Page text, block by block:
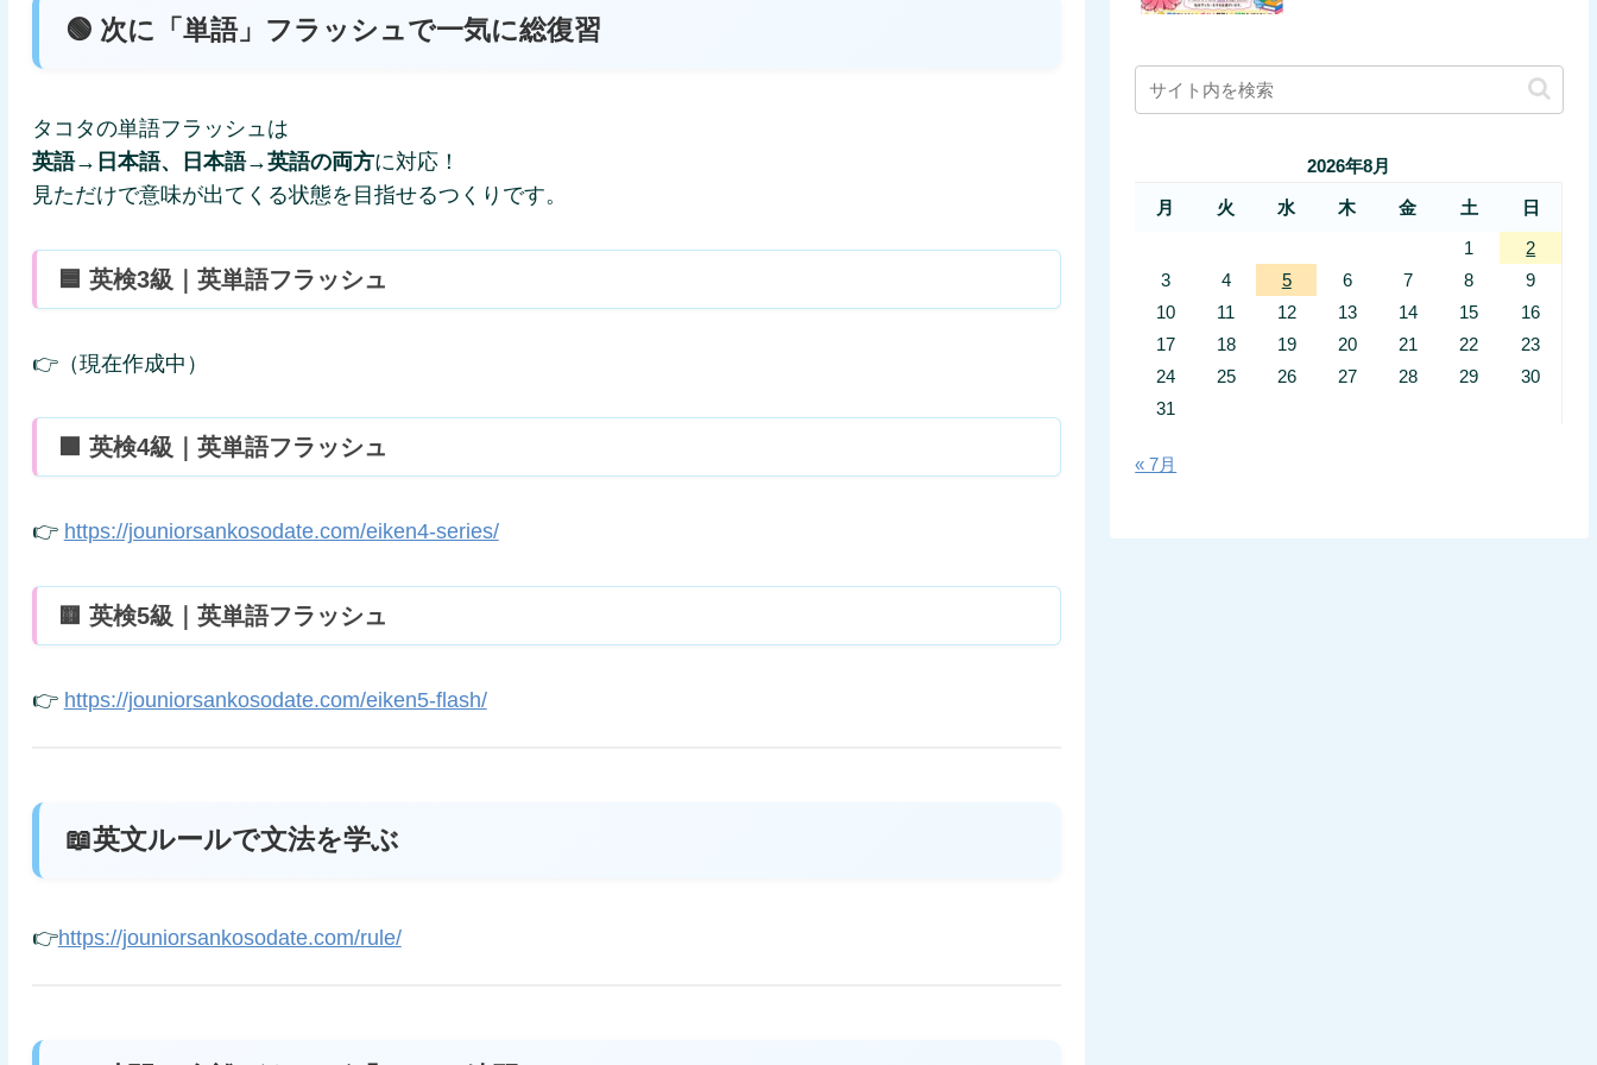
🟢 次に「単語」フラッシュで一気に総復習
タコタの単語フラッシュは
英語→日本語、日本語→英語の両方に対応！
見ただけで意味が出てくる状態を目指せるつくりです。
🟦 英検3級｜英単語フラッシュ
👉（現在作成中）
🟩 英検4級｜英単語フラッシュ
👉 https://jouniorsankosodate.com/eiken4-series/
🟨 英検5級｜英単語フラッシュ
👉 https://jouniorsankosodate.com/eiken5-flash/
📖英文ルールで文法を学ぶ
👉https://jouniorsankosodate.com/rule/
2026年8月
月 火 水 木 金 土
日
1
2
3
4 5 6 7 8
9
10
11 12 13 14 15
16
17
18 19 20 21 22
23
24
25 26 27 28 29
30
31
« 7月